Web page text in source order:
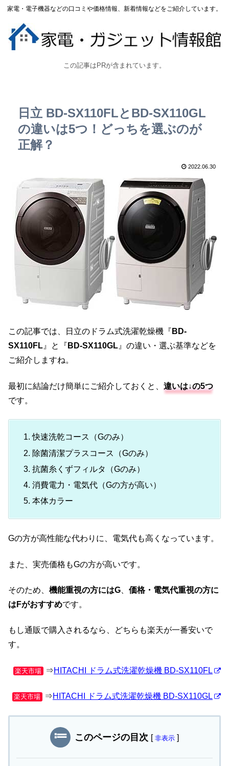
家電・電子機器などの口コミや価格情報、新着情報などをご紹介しています。
この記事はPRが含まれています。
日立 BD-SX110FLとBD-SX110GL
の違いは5つ！どっちを選ぶのが
正解？
2022.06.30
この記事では、日立のドラム式洗濯乾燥機『 BD-
SX110FL』と『 BD-SX110GL』の違い・選ぶ基準などを
ご紹介しますね。
最初に結論だけ簡単にご紹介しておくと、 違いは↓の5つ
です。
快速洗乾コース（Gのみ）
除菌清潔プラスコース（Gのみ）
抗菌糸くずフィルタ（Gのみ）
消費電力・電気代（Gの方が高い）
本体カラー
Gの方が高性能な代わりに、電気代も高くなっています。
また、実売価格もGの方が高いです。
そのため、 機能重視の方にはG
価格・電気代重視の方に
はFがおすすめです。
もし通販で購入されるなら、どちらも楽天が一番安いで
す。
楽天市場 ⇒HITACHI ドラム式洗濯乾燥機 BD-SX110FL
楽天市場 ⇒HITACHI ドラム式洗濯乾燥機 BD-SX110GL
このページの目次 [ 非表示 ]